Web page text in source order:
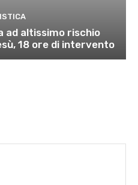
ad altissimo rischio
18 ore di intervento